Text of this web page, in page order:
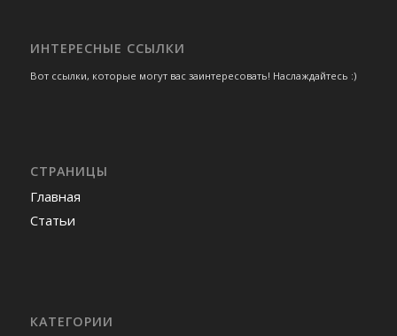
ИНТЕРЕСНЫЕ ССЫЛКИ
Вот ссылки, которые могут вас заинтересовать! Наслаждайтесь :)
СТРАНИЦЫ
Главная
Статьи
КАТЕГОРИИ